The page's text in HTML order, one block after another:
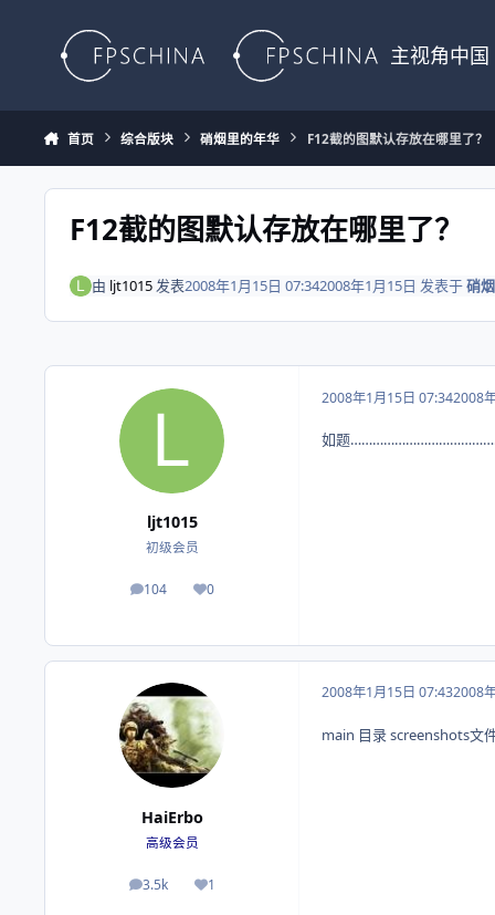
主视角中国
首页 综合版块 硝烟里的年华 F12截的图默认存放在哪里了？
F12截的图默认存放在哪里了？
由 ljt1015发表2008年1月15日 07:342008年1月15日 发表于硝
ljt1015
初级会员
104
帖子 0
荣誉积分
2008年1月15日 07:342008
如题
HaiErbo
高级会员
3.5k
帖子 1
荣誉积分
2008年1月15日 07:432008
main 目录 screenshots文